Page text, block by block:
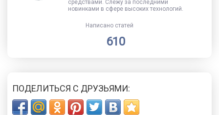
средствами. Слежу за последними
новинками в сфере высоких технологий.
Написано статей
610
ПОДЕЛИТЬСЯ С ДРУЗЬЯМИ: